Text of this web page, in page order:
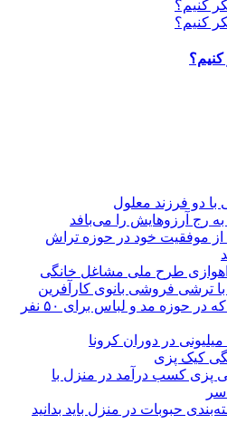
با دو فرزند معلول
رج آرزوهایش را می‌بافد
از موفقیت خود در حوزه تراش
طرح ملی مشاغل خانگی
ترشی فروشی بانوی کارآفرین
روایت بانوی کارآفرینی که در حوزه مد و لباس برای ۵۰ نفر
در دوران کرونا
کیک پزی
پزی کسب درآمد در منزل با
حبوبات در منزل باید بدانید